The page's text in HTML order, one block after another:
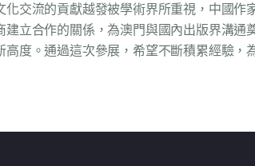
交流的貢獻越發被學術界所重視，中國
立合作的關係，為澳門與國內出版界溝
度。通過這次參展，希望不斷積累經驗